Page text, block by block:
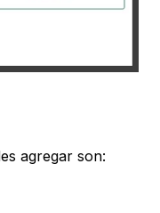
agregar son: